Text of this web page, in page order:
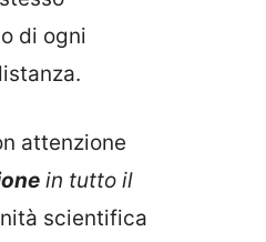
di ogni
attenzione
in tutto il
scientifica